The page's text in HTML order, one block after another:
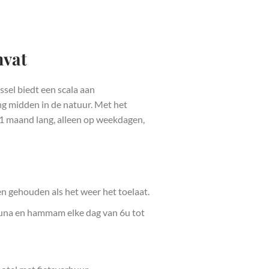
biedt een scala aan
midden in de natuur. Met het
lang, alleen op weekdagen,
gehouden als het weer het toelaat.
en hammam elke dag van 6u tot